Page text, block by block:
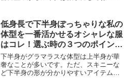
い！というわけで今回はダンスの発表会
で映えるメイクを調べてみました。
低身長で下半身ぽっちゃりな私の
体型を一番活かせるオシャレな服
はコレ！選ぶ時の３つのポイント
も伝授！
下半身がグラマラスな体型は上半身が華
奢なことが多いです。ただ、スキニーな
ど下半身の形が分かりやすいアイテムを